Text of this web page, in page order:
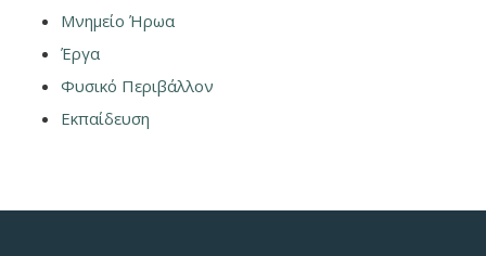
Μνημείο Ήρωα
Έργα
Φυσικό Περιβάλλον
Εκπαίδευση